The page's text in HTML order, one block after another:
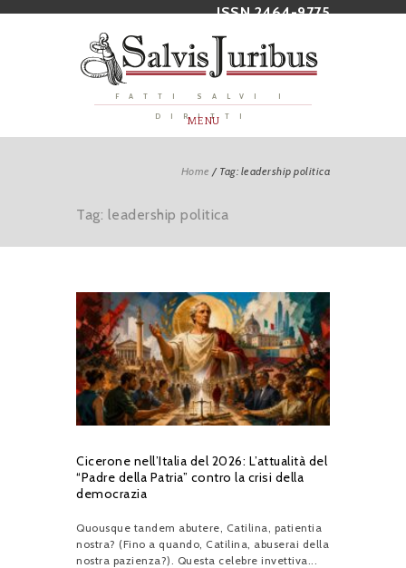
ISSN 2464-9775
FATTI SALVI I
DIRITTI
MENU
Home / Tag: leadership politica
Tag: leadership politica
Cicerone nell’Italia del 2026: L’attualità del
“Padre della Patria” contro la crisi della
democrazia
Quousque tandem abutere, Catilina, patientia
nostra? (Fino a quando, Catilina, abuserai della
nostra pazienza?). Questa celebre invettiva...